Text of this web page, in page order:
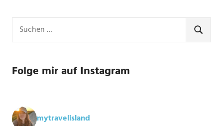
nach:
SUCHEN
Folge mir auf Instagram
mytravelisland